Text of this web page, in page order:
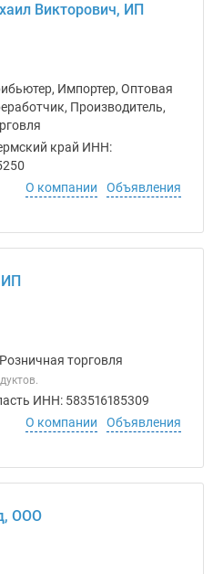
Викторович, ИП
Импортер, Оптовая
Производитель,
край ИНН:
О компании
Объявления
торговля
ИНН: 583516185309
О компании
Объявления
ООО